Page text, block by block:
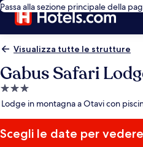
Passa alla sezione principale della
Visualizza tutte le strutture
Gabus Safari
Struttura
a
stelle
Lodge in montagna a Otavi con
Scegli le date per